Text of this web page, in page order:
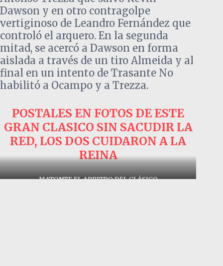
Dawson y en otro contragolpe
vertiginoso de Leandro Fernández que
controló el arquero. En la segunda
mitad, se acercó a Dawson en forma
aislada a través de un tiro Almeida y al
final en un intento de Trasante No
habilitó a Ocampo y a Trezza.
POSTALES EN FOTOS DE ESTE
GRAN CLASICO SIN SACUDIR LA
RED, LOS DOS CUIDARON A LA
REINA
MATONTE EL ARBITRO DEL CLÁSICO